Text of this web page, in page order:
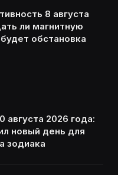
8 августа
ли магнитную
обстановка
августа 2026 года:
новый день для
зодиака